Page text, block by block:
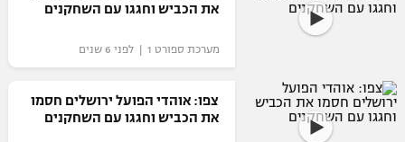
את הכביש וחגגו עם השחקנים
מערכת ספורט 1 | לפני 6 שנים
צפו: אוהדי הפועל ירושלים חסמו
את הכביש וחגגו עם השחקנים